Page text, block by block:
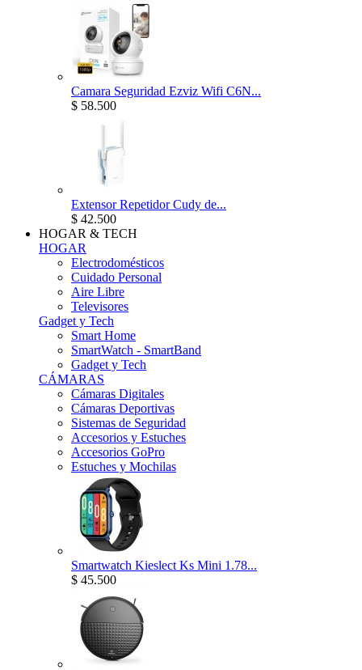
Camara Seguridad Ezviz Wifi C6N...
$ 58.500
Extensor Repetidor Cudy de...
$ 42.500
HOGAR & TECH
HOGAR
Electrodomésticos
Cuidado Personal
Aire Libre
Televisores
Gadget y Tech
Smart Home
SmartWatch - SmartBand
Gadget y Tech
CÁMARAS
Cámaras Digitales
Cámaras Deportivas
Sistemas de Seguridad
Accesorios y Estuches
Accesorios GoPro
Estuches y Mochilas
Smartwatch Kieslect Ks Mini 1.78...
$ 45.500